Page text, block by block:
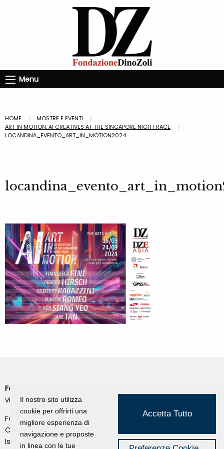
Menu
HOME
MOSTRE E EVENTI
ART IN MOTION: AI CREATIVES AT THE SINGAPORE NIGHT RACE
LOCANDINA_EVENTO_ART_IN_MOTION2024
Fondazione Dino Zoli
viale Bologna 288, Forlì
Fondo dot. euro 285.000 i.v.
CF e P.IVA 03692820404
Isc.Reg Per.Giu. n. 10404
Privacy Policy
Managed by Hi-Net
Il nostro sito utilizza
cookie per offrirti una
migliore esperienza di
navigazione e proposte
in linea con le tue
Accetta Tutto